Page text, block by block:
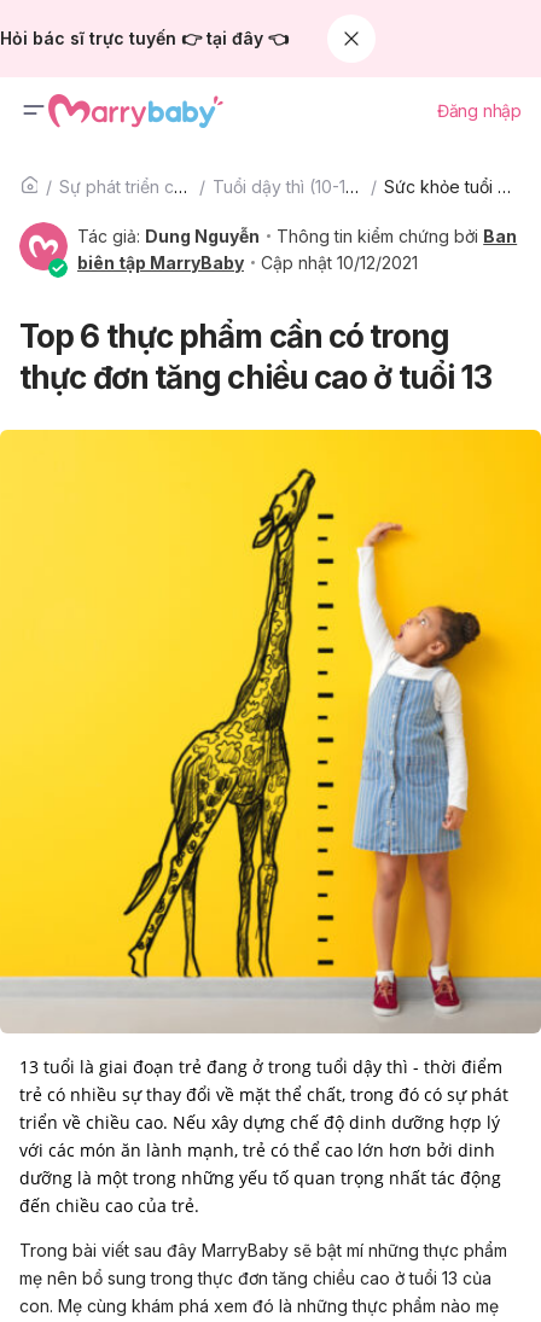
Hỏi bác sĩ trực tuyến 👉 tại đây 👈
Đăng nhập
Sự phát triển của trẻ Tuổi dậy thì (10-15 tuổi) Sức khỏe tuổi dậy thì
Tác giả: Dung Nguyễn Thông tin kiểm chứng bởi Ban
biên tập MarryBaby
Cập nhật 10/12/2021
Top 6 thực phẩm cần có trong
thực đơn tăng chiều cao ở tuổi 13
13 tuổi là giai đoạn trẻ đang ở trong tuổi dậy thì - thời điểm
trẻ có nhiều sự thay đổi về mặt thể chất, trong đó có sự phát
triển về chiều cao. Nếu xây dựng chế độ dinh dưỡng hợp lý
với các món ăn lành mạnh, trẻ có thể cao lớn hơn bởi dinh
dưỡng là một trong những yếu tố quan trọng nhất tác động
đến chiều cao của trẻ.
Trong bài viết sau đây MarryBaby sẽ bật mí những thực phẩm
mẹ nên bổ sung trong thực đơn tăng chiều cao ở tuổi 13 của
con. Mẹ cùng khám phá xem đó là những thực phẩm nào mẹ